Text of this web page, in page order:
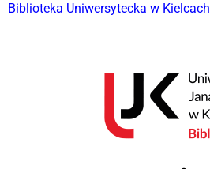
Biblioteka Uniwersytecka w Kielcach